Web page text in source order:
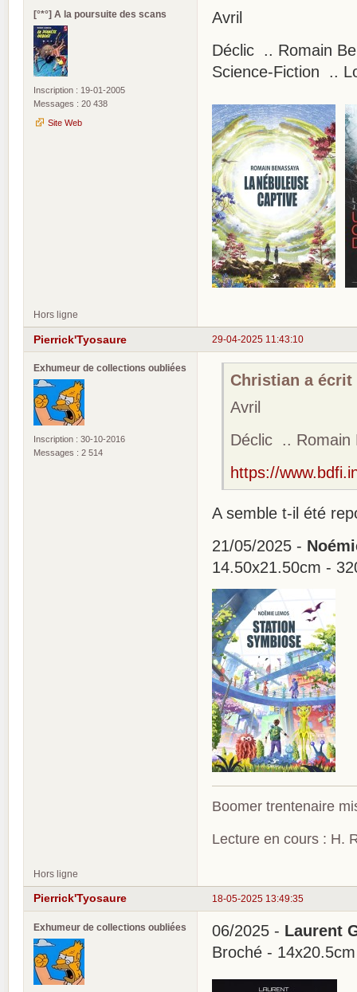
[°*°] A la poursuite des scans
Inscription : 19-01-2005
Messages : 20 438
Site Web
Avril
Déclic .. Romain
Science-Fiction ..
Hors ligne
29-04-2025 11:43:10
Pierrick'Tyosaure
Exhumeur de collections oubliées
Inscription : 30-10-2016
Messages : 2 514
Christian a écrit
Avril
Déclic .. Romain
https://
A semble t-il été
21/05/2025 -
14.50x21.50cm -
Boomer trentenaire
Lecture en cours : H.
Hors ligne
18-05-2025 13:49:35
Pierrick'Tyosaure
Exhumeur de collections oubliées 06/2025 - Laurent
Broché -